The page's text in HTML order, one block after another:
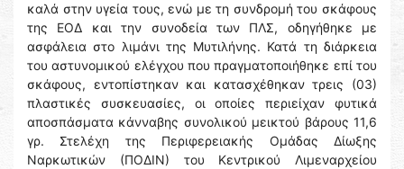
καλά στην υγεία τους, ενώ με τη συνδρομή του σκάφους
της ΕΟΔ και την συνοδεία των ΠΛΣ, οδηγήθηκε με
ασφάλεια στο λιμάνι της Μυτιλήνης. Κατά τη διάρκεια
του αστυνομικού ελέγχου που πραγματοποιήθηκε επί του
σκάφους, εντοπίστηκαν και κατασχέθηκαν τρεις (03)
πλαστικές συσκευασίες, οι οποίες περιείχαν φυτικά
αποσπάσματα κάνναβης συνολικού μεικτού βάρους 11,6
γρ. Στελέχη της Περιφερειακής Ομάδας Δίωξης
Ναρκωτικών (ΠΟΔΙΝ) του Κεντρικού Λιμεναρχείου